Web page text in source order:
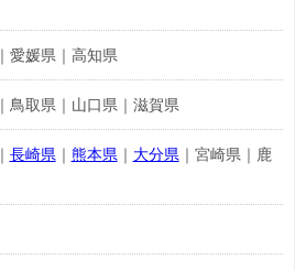
愛媛県｜高知県
｜鳥取県｜山口県｜滋賀県
｜ 長崎県 ｜ 熊本県 ｜ 大分県 ｜宮崎県｜鹿